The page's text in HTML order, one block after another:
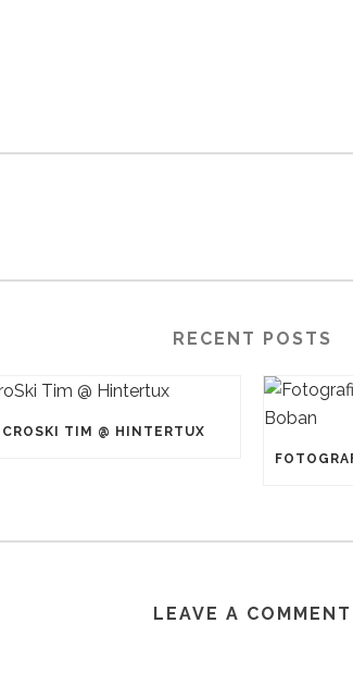
RECENT POSTS
CROSKI TIM @ HINTERTUX
LEAVE A COMMENT